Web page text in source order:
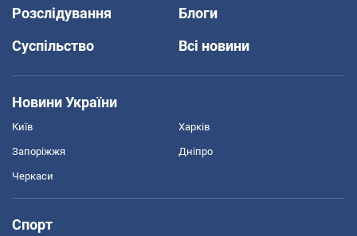
Розслідування
Блоги
Суспільство
Всі новини
Новини України
Київ Харків
Запоріжжя Дніпро
Черкаси
Спорт